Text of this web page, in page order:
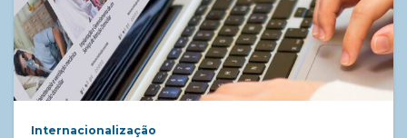
Internacionalização